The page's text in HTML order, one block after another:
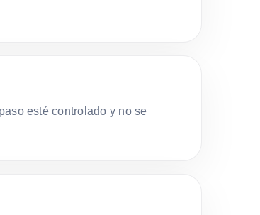
esté controlado y no se